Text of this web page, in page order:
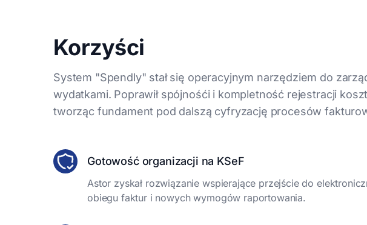
Korzyści
System "Spendly" stał się operacyjnym narzędziem do
wydatkami. Poprawił spójnośći i kompletność rejestracji
tworząc fundament pod dalszą cyfryzację procesów
Gotowość organizacji na KSeF
Astor zyskał rozwiązanie wspierające przejście do
obiegu faktur i nowych wymogów raportowania.